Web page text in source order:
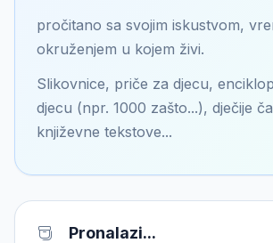
pročitano sa svojim iskustvom,
okruženjem u kojem živi.
Slikovnice, priče za djecu,
djecu (npr. 1000 zašto...), dječije
književne tekstove...
Pronalazi...